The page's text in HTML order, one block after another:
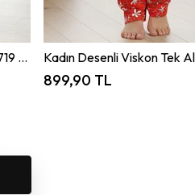
Kadın Desenli Viskon Tek Alt 2719 Desen2 JBR2719.000001
899,90 TL